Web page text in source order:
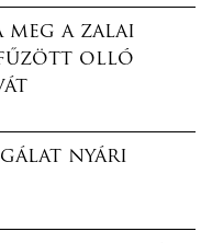
a zalai
olló
nyári